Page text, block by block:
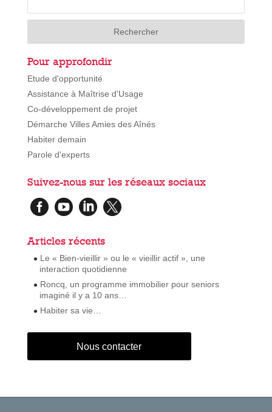
Pour approfondir
Etude d'opportunité
Assistance à Maîtrise d'Usage
Co-développement de projet
Démarche Villes Amies des Aînés
Habiter demain
Parole d'experts
Suivez-nous sur les réseaux sociaux
   
Articles récents
Le « Bien-vieillir » ou le « vieillir actif », une
interaction quotidienne
Roncq, un programme immobilier pour seniors
imaginé il y a 10 ans…
Habiter sa vie…
Nous contacter